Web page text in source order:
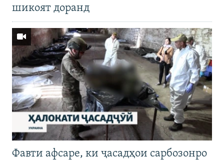
шикоят доранд
Фавти афсаре, ки ҷасадҳои сарбозонро